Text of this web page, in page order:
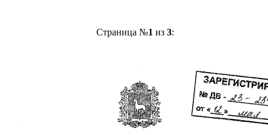
Страница №1 из 3: